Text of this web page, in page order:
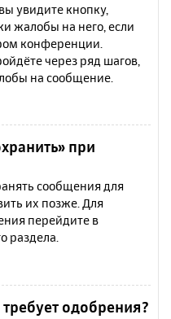
увидите кнопку,
жалобы на него, если
конференции.
через ряд шагов,
на сообщение.
при
сообщения для
их позже. Для
перейдите в
раздела.
одобрения?